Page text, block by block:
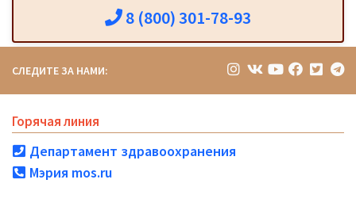
8 (800) 301-78-93
СЛЕДИТЕ ЗА НАМИ:
Горячая линия
Департамент здравоохранения
Мэрия mos.ru